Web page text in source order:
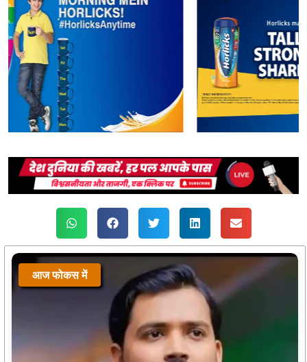
आज फोकस में